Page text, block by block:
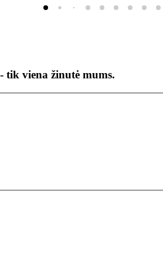
tik viena žinutė mums.